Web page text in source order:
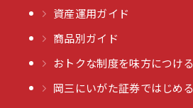
資産運用ガイド
商品別ガイド
おトクな制度を味方につける
岡三にいがた証券ではじめる